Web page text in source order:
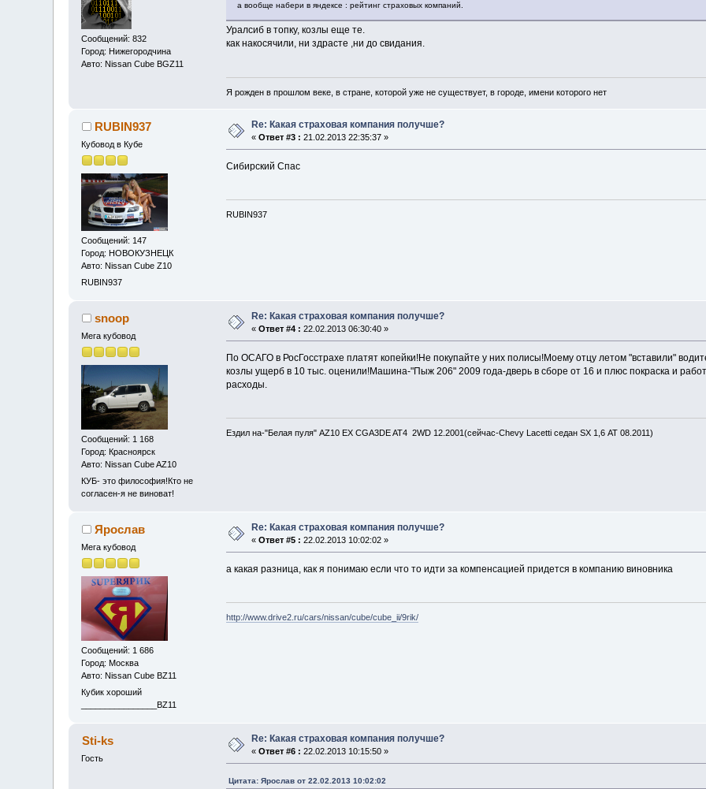
Сообщений: 832
Город: Нижегородчина
Авто: Nissan Cube BGZ11
а вообще набери в яндексе : рейтинг страховых компаний.
Уралсиб в топку, козлы еще те.
как накосячили, ни здрасте ,ни до свидания.
Я рожден в прошлом веке, в стране, которой уже не существует, в городе, имени которого нет
RUBIN937
Кубовод в Кубе
Сообщений: 147
Город: НОВОКУЗНЕЦК
Авто: Nissan Cube Z10
RUBIN937
Re: Какая страховая компания получше?
«Ответ #3 : 21.02.2013 22:35:37 »
Сибирский Спас
RUBIN937
snoop
Мега кубовод
Сообщений: 1 168
Город: Красноярск
Авто: Nissan Cube AZ10
КУБ- это философия!Кто не
согласен-я не виноват!
Re: Какая страховая компания получше?
«Ответ #4 : 22.02.2013 06:30:40 »
По ОСАГО в РосГосстрахе платят копейки!Не покупайте у них полисы!Моему отцу летом "вставили"
козлы ущерб в 10 тыс. оценили!Машина-"Пыж 206" 2009 года-дверь в сборе от 16 и плюс покраска и
расходы.
Ездил на-"Белая пуля" AZ10 EX CGA3DE AT4 2WD 12.2001(сейчас-Chevy Lacetti седан SX 1,6 АТ 08.2011)
Ярослав
Мега кубовод
Сообщений: 1 686
Город: Москва
Авто: Nissan Cube BZ11
Кубик хороший
________________BZ11
Re: Какая страховая компания получше?
«Ответ #5 : 22.02.2013 10:02:02 »
а какая разница, как я понимаю если что то идти за компенсацией придется в компанию виновника
http://www.drive2.ru/cars/nissan/cube/cube_ii/9rik/
Sti-ks
Гость
Re: Какая страховая компания получше?
«Ответ #6 : 22.02.2013 10:15:50 »
Цитата: Ярослав от 22.02.2013 10:02:02